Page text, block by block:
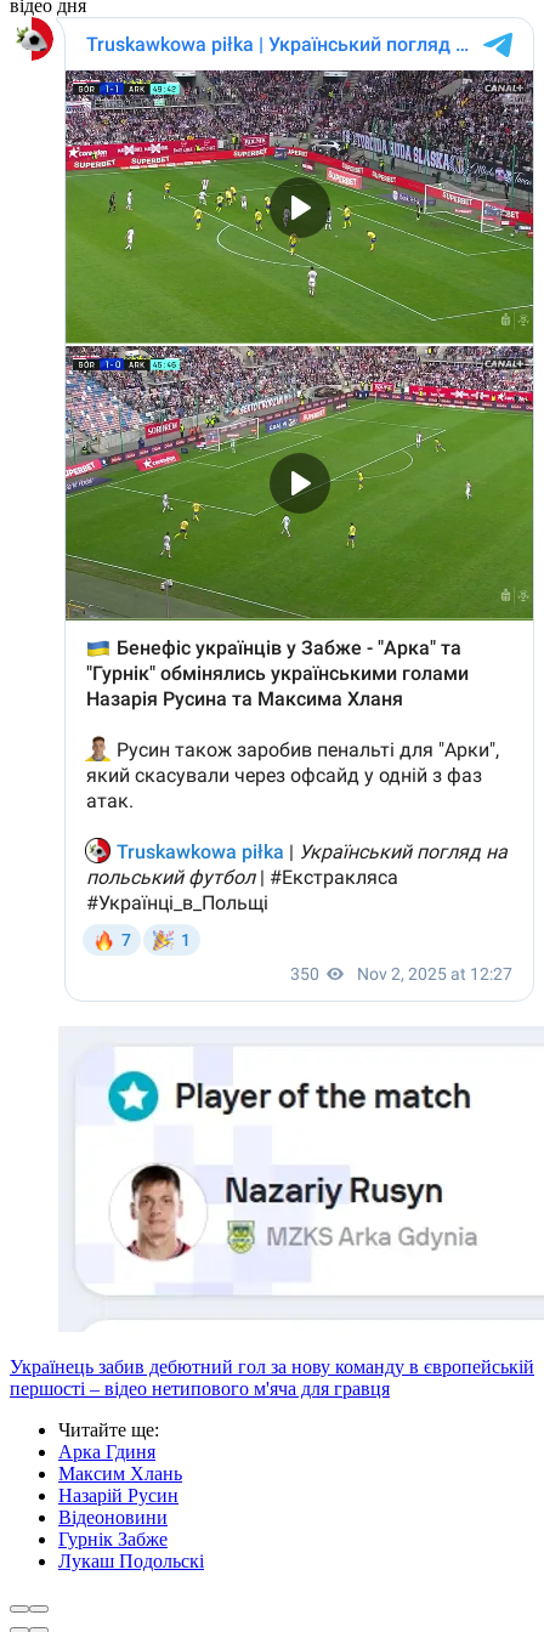
відео дня
Українець забив дебютний гол за нову команду в європейській
першості – відео нетипового м'яча для гравця
Читайте ще:
Арка Гдиня
Максим Хлань
Назарій Русин
Відеоновини
Гурнік Забже
Лукаш Подольскі